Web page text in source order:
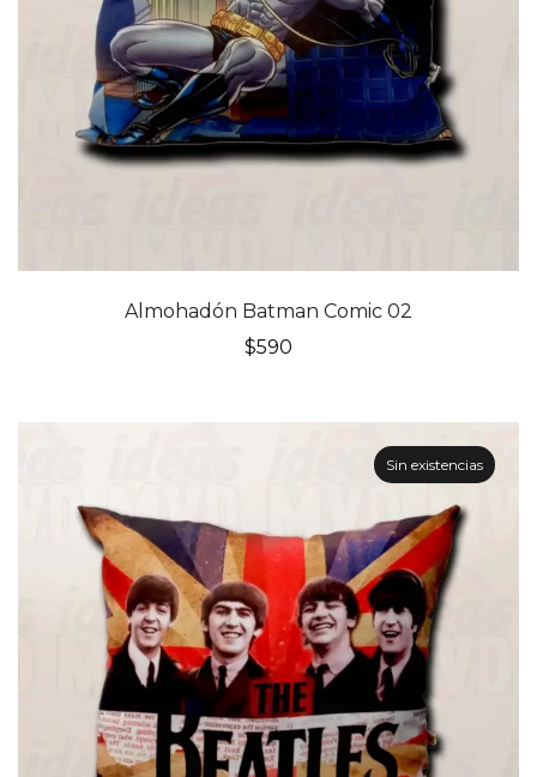
Almohadón Batman Comic 02
$590
Sin existencias